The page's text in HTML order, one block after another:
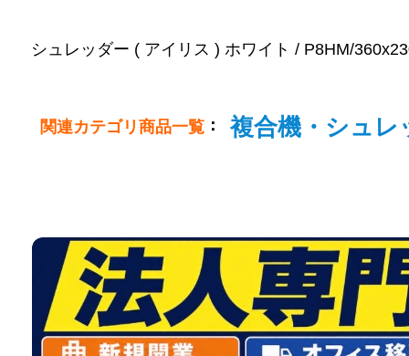
シュレッダー ( アイリス ) ホワイト / P8HM/
関連カテゴリ商品一覧 ： 複合機・シュレ